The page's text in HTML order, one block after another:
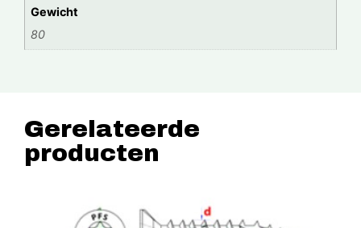
Gewicht
80
Gerelateerde
producten